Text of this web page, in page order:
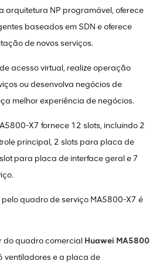
arquitetura NP programável, oferece
baseados em SDN e oferece
de novos serviços.
acesso virtual, realize operação
ou desenvolva negócios de
melhor experiência de negócios.
X7 fornece 12 slots, incluindo 2
principal, 2 slots para placa de
para placa de interface geral e 7
quadro de serviço MA5800-X7 é
do quadro comercial Huawei MA5800
ventiladores e a placa de